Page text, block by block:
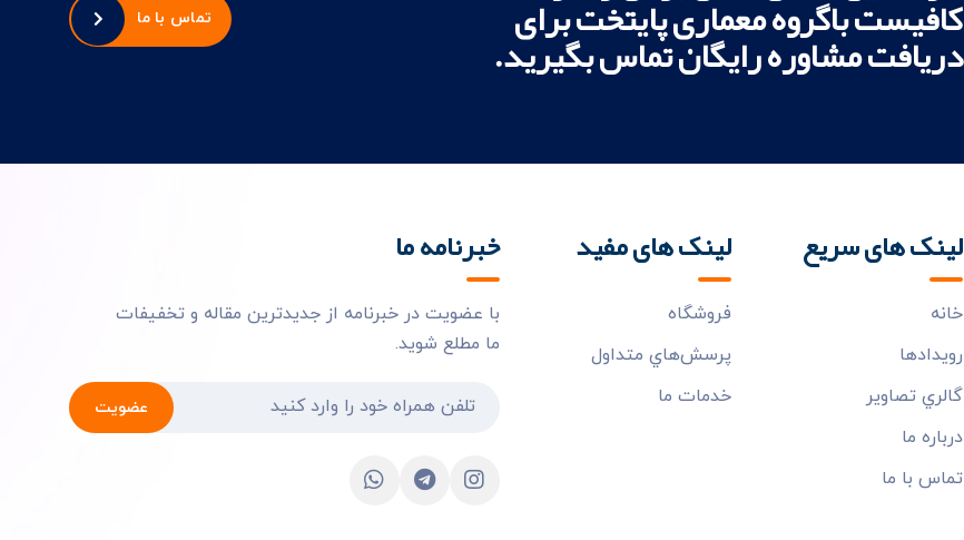
کافیست باگروه معماری پایتخت برای
دریافت مشاوره رایگان تماس بگیرید.
تماس با ما
لینک های سریع
خانه
رويدادها
گالري تصاوير
درباره ما
تماس با ما
لینک های مفید
فروشگاه
پرسش‌هاي متداول
خدمات ما
خبرنامه ما
با عضویت در خبرنامه از جدیدترین مقاله و تخفیفات
ما مطلع شوید.
عضویت